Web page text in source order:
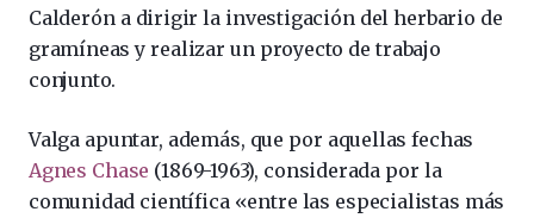
Calderón a dirigir la investigación del herbario de
gramíneas y realizar un proyecto de trabajo
conjunto.
Valga apuntar, además, que por aquellas fechas
Agnes Chase (1869-1963), considerada por la
comunidad científica «entre las especialistas más